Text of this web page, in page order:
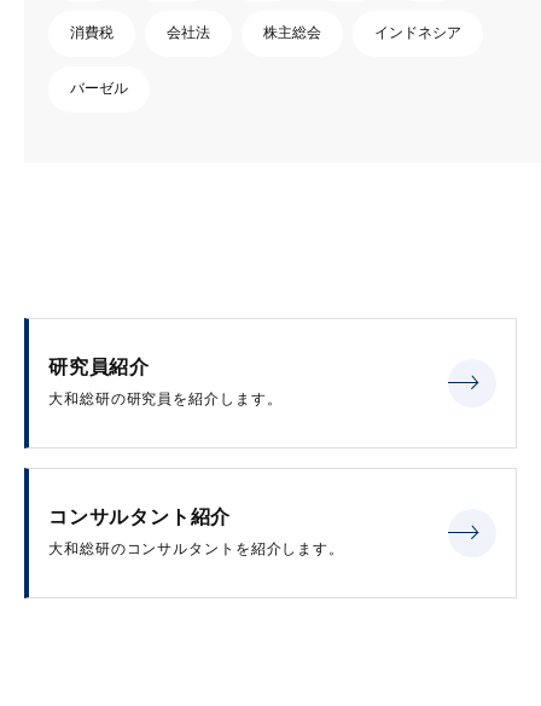
消費税 会社法 株主総会 インドネシア
バーゼル
研究員紹介
大和総研の研究員を紹介します。
コンサルタント紹介
大和総研のコンサルタントを紹介します。